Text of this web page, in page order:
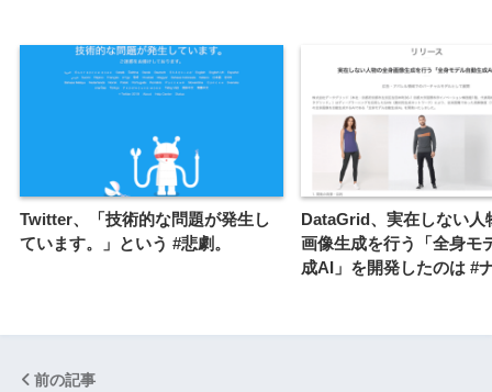
Twitter、「技術的な問題が発生し
ています。」という #悲劇。
DataGrid、実在しない人
画像生成を行う「全身モ
成AI」を開発したのは #
前の記事